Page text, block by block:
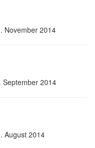
November 2014
September 2014
August 2014